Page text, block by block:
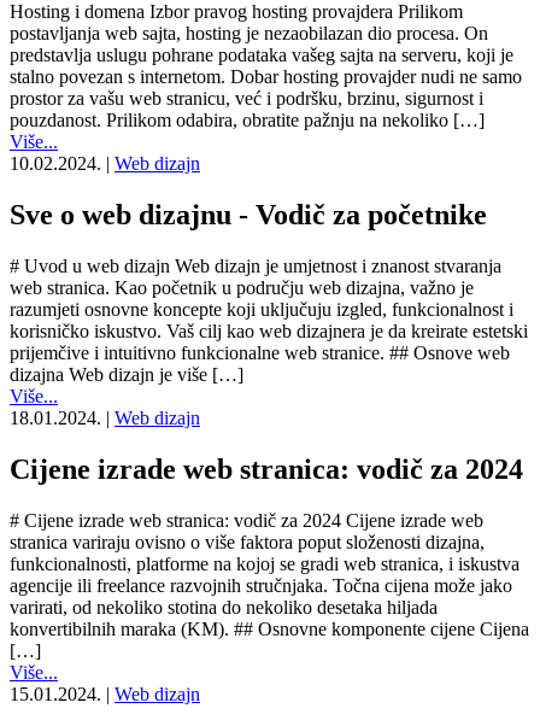
Hosting i domena Izbor pravog hosting provajdera Prilikom
postavljanja web sajta, hosting je nezaobilazan dio procesa. On
predstavlja uslugu pohrane podataka vašeg sajta na serveru, koji je
stalno povezan s internetom. Dobar hosting provajder nudi ne samo
prostor za vašu web stranicu, već i podršku, brzinu, sigurnost i
pouzdanost. Prilikom odabira, obratite pažnju na nekoliko […]
Više...
10.02.2024. | Web dizajn
Sve o web dizajnu - Vodič za početnike
# Uvod u web dizajn Web dizajn je umjetnost i znanost stvaranja
web stranica. Kao početnik u području web dizajna, važno je
razumjeti osnovne koncepte koji uključuju izgled, funkcionalnost i
korisničko iskustvo. Vaš cilj kao web dizajnera je da kreirate estetski
prijemčive i intuitivno funkcionalne web stranice. ## Osnove web
dizajna Web dizajn je više […]
Više...
18.01.2024. | Web dizajn
Cijene izrade web stranica: vodič za 2024
# Cijene izrade web stranica: vodič za 2024 Cijene izrade web
stranica variraju ovisno o više faktora poput složenosti dizajna,
funkcionalnosti, platforme na kojoj se gradi web stranica, i iskustva
agencije ili freelance razvojnih stručnjaka. Točna cijena može jako
varirati, od nekoliko stotina do nekoliko desetaka hiljada
konvertibilnih maraka (KM). ## Osnovne komponente cijene Cijena
[…]
Više...
15.01.2024. | Web dizajn